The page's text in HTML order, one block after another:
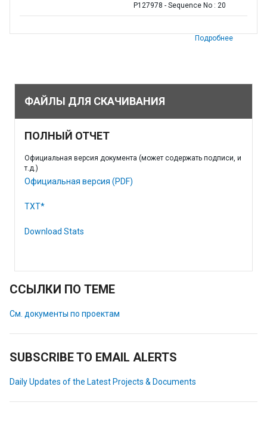
P127978 - Sequence No : 20
Подробнее
ФАЙЛЫ ДЛЯ СКАЧИВАНИЯ
ПОЛНЫЙ ОТЧЕТ
Официальная версия документа (может содержать подписи, и
т.д.)
Официальная версия (PDF)
TXT*
Download Stats
ССЫЛКИ ПО ТЕМЕ
См. документы по проектам
SUBSCRIBE TO EMAIL ALERTS
Daily Updates of the Latest Projects & Documents